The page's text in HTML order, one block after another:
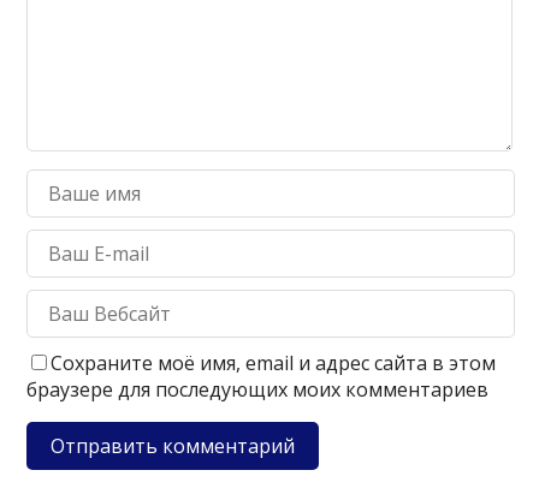
Сохраните моё имя, email и адрес сайта в этом
браузере для последующих моих комментариев